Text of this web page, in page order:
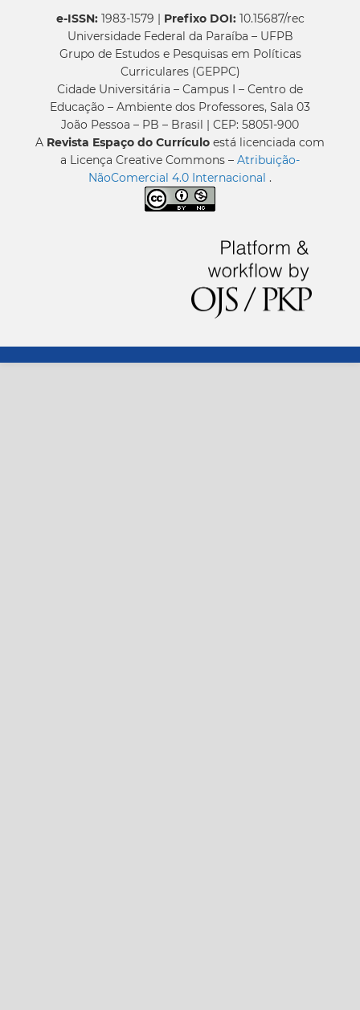
e-ISSN:1983-1579 | Prefixo DOI:10.15687/rec
Universidade Federal da Paraíba – UFPB
Grupo de Estudos e Pesquisas em Políticas
Curriculares (GEPPC)
Cidade Universitária – Campus I – Centro de
Educação – Ambiente dos Professores, Sala 03
João Pessoa – PB – Brasil | CEP: 58051-900
A Revista Espaço do Currículo está licenciada com
a Licença Creative Commons – Atribuição-
NãoComercial 4.0 Internacional .